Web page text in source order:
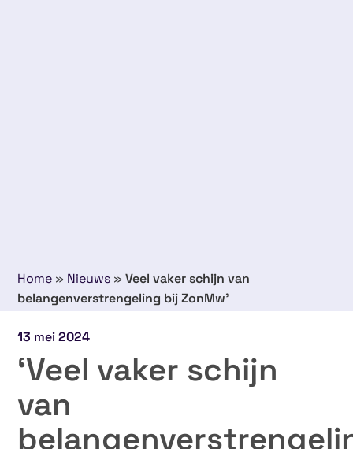
Home » Nieuws »Veel vaker schijn van
belangenverstrengeling bij ZonMw’
13 mei 2024
‘Veel vaker schijn
van